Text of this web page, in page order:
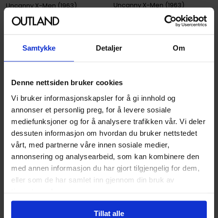
Samtykke Detaljer Om
Denne nettsiden bruker cookies
Vi bruker informasjonskapsler for å gi innhold og
annonser et personlig preg, for å levere sosiale
mediefunksjoner og for å analysere trafikken vår. Vi deler
dessuten informasjon om hvordan du bruker nettstedet
vårt, med partnerne våre innen sosiale medier,
annonsering og analysearbeid, som kan kombinere den
med annen informasjon du har gjort tilgjengelig for dem,
eller som de har samlet inn gjennom din bruk av
Tillat alle
Uncanny X-Men (1963)
Paperback · Engelsk
Uncanny X-Men (1963)
Paperback · Engelsk
449
404,10
449